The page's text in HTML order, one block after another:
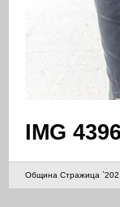
IMG
Община Стражица